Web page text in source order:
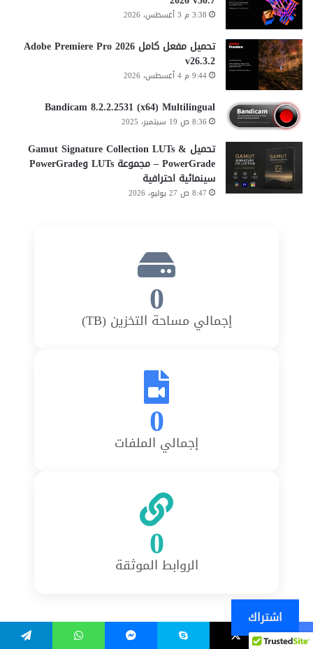
3:38 م 3 أغسطس، 2026
تحميل مفعل كامل Adobe Premiere Pro 2026
v26.3.2
9:44 م 4 أغسطس، 2026
Bandicam 8.2.2.2531 (x64) Multilingual
8:36 ص 19 سبتمبر، 2025
تحميل Gamut Signature Collection LUTs &
PowerGrade – مجموعة LUTs وPowerGrade
سينمائية احترافية
8:47 ص 27 يوليو، 2026
0
إجمالي مساحة التخزين (TB)
0
إجمالي الملفات
0
الروابط الموثقة
اشتراك